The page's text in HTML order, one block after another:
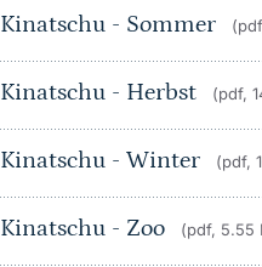
Kinatschu - Sommer
Kinatschu - Herbst (pdf,
Kinatschu - Winter (pdf,
Kinatschu - Zoo (pdf, 5.55